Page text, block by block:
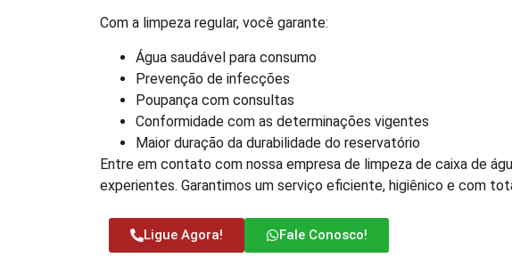
Com a limpeza regular, você garante:
Água saudável para consumo
Prevenção de infecções
Poupança com consultas
Conformidade com as determinações vigentes
Maior duração da durabilidade do reservatório
Entre em contato com nossa empresa de limpeza de caixa de
experientes. Garantimos um serviço eficiente, higiênico e com
Ligue Agora! Fale Conosco!